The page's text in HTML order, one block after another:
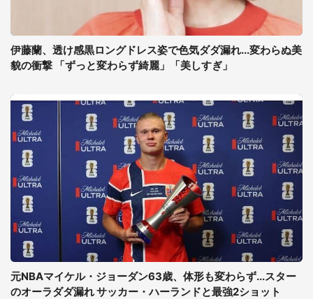
伊藤蘭、透け感黒ロングドレス姿で色気ダダ漏れ...変わらぬ美
貌の衝撃 「ずっと変わらず綺麗」「美しすぎ」
元NBAマイケル・ジョーダン63歳、体形も変わらず...スター
のオーラダダ漏れ サッカー・ハーランドと最強2ショット